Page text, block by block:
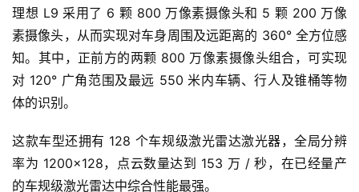
智
车
时
代
新
能
源
理想 L9 采用了 6 颗 800 万像素摄像头和 5 颗 200 万像
素摄像头，从而实现对车身周围及远距离的 360° 全方位感
知。其中，正前方的两颗 800 万像素摄像头组合，可实现
对 120° 广角范围及最远 550 米内车辆、行人及锥桶等物
体的识别。
这款车型还拥有 128 个车规级激光雷达激光器，全局分辨
率为 1200×128，点云数量达到 153 万 / 秒，在已经量产
的车规级激光雷达中综合性能最强。